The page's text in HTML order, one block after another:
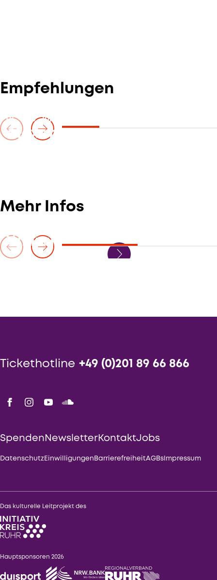
Empfehlungen
Alexander Gergelyfi
Mehr Infos
William Youn
Tickethotline +49 (0)201 89 66 866
Spenden NewsletterKontaktJobs
DatenschutzEinwilligungen BarrierefreiheitAGBs Impressum
Das kulturelle Leitprojekt des
Hauptsponsoren 2026